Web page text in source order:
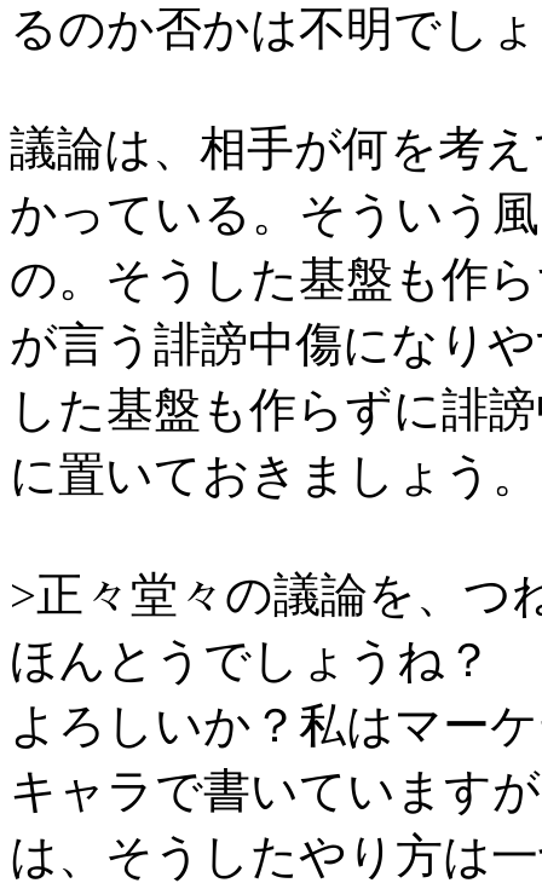
るのか否かは不明でし
議論は、相手が何を考
かっている。そういう
の。そうした基盤も作
が言う誹謗中傷になり
した基盤も作らずに誹
に置いておきましょう。
>正々堂々の議論を、つ
ほんとうでしょうね？
よろしいか？私はマー
キャラで書いています
は、そうしたやり方は